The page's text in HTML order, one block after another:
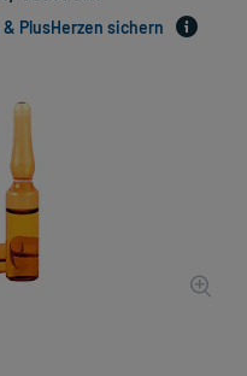
PlusHerzen sichern